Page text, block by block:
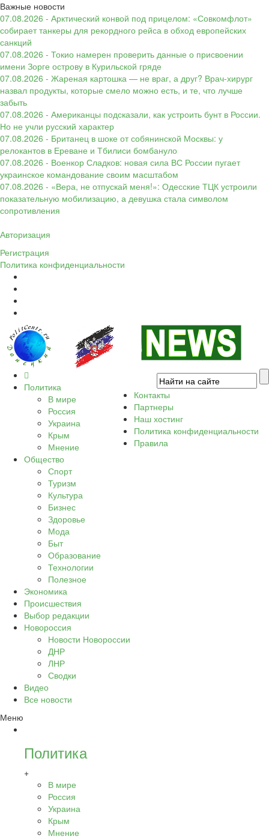
Важные новости
07.08.2026 - Арктический конвой под прицелом: «Совкомфлот»
собирает танкеры для рекордного рейса в обход европейских
санкций
07.08.2026 - Токио намерен проверить данные о присвоении
имени Зорге острову в Курильской гряде
07.08.2026 - Жареная картошка — не враг, а друг? Врач-хирург
назвал продукты, которые смело можно есть, и те, что лучше
забыть
07.08.2026 - Американцы подсказали, как устроить бунт в России.
Но не учли русский характер
07.08.2026 - Британец в шоке от собянинской Москвы: у
релокантов в Ереване и Тбилиси бомбануло
07.08.2026 - Военкор Сладков: новая сила ВС России пугает
украинское командование своим масштабом
07.08.2026 - «Вера, не отпускай меня!»: Одесские ТЦК устроили
показательную мобилизацию, а девушка стала символом
сопротивления
Авторизация
Регистрация
Политика конфиденциальности
Политика
В мире
Россия
Украина
Крым
Мнение
Общество
Спорт
Туризм
Культура
Бизнес
Здоровье
Мода
Быт
Образование
Технологии
Полезное
Экономика
Происшествия
Выбор редакции
Новороссия
Новости Новороссии
ДНР
ЛНР
Сводки
Видео
Все новости
Меню
Политика
+
В мире
Россия
Украина
Крым
Мнение
Контакты
Партнеры
Наш хостинг
Политика конфиденциальности
Правила